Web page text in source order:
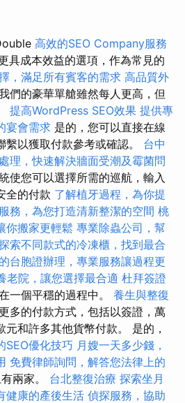
高效的SEO Company服務
具成本效益的選項，作為常見的
，滿足所有賓客的需求 高品質外
們的豪華單艙雖然每人更高，但
提高WordPress SEO效果 提供專
宴會需求 是的，您可以直接在線
以獲取付款參考或確認。 台中
理，快速解決牆面受潮及霉菌問
使您可以選擇所需的巡航，輸入
全的付款 了解植牙過程，為你提
務，為您打造清新整潔的空間 桃
你搬家更輕鬆 專業除蟲公司，幫
索不同款式的冷凍櫃，找到最合
台胞證辦理，專業服務讓過程更
老院，讓您選擇最合適 杜拜簽證
一個平穩的過程中。 養生與整復
多的付款方式，包括以簽證，萬
和許多其他貨幣付款。 是的，
SEO優化技巧 月嫂一天多少錢，
免費律師詢問，解答您法律上的
兩家。 台北整復治療 探索坐月
健康的產後生活 偵探服務，協助